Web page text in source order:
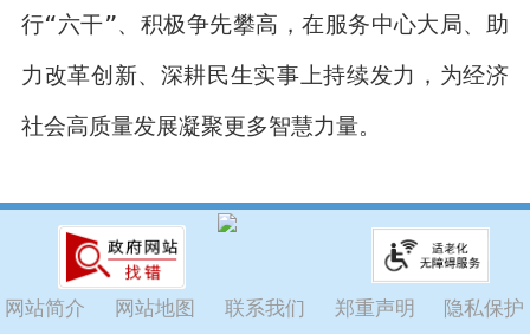
行“六干”、积极争先攀高，在服务中心大局、助
力改革创新、深耕民生实事上持续发力，为经济
社会高质量发展凝聚更多智慧力量。
网站简介 网站地图 联系我们 郑重声明 隐私保护